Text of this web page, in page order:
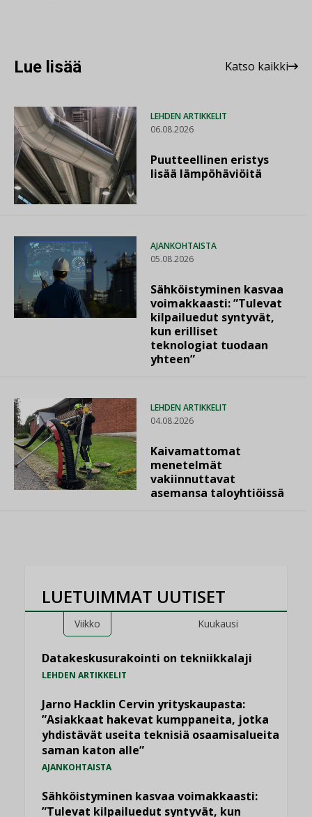
Lue lisää Katso kaikki
LEHDEN ARTIKKELIT
06.08.2026
Puutteellinen eristys
lisää lämpöhäviöitä
AJANKOHTAISTA
05.08.2026
Sähköistyminen kasvaa
voimakkaasti: ”Tulevat
kilpailuedut syntyvät,
kun erilliset
teknologiat tuodaan
yhteen”
LEHDEN ARTIKKELIT
04.08.2026
Kaivamattomat
menetelmät
vakiinnuttavat
asemansa taloyhtiöissä
LUETUIMMAT UUTISET
Viikko Kuukausi
Datakeskusurakointi on tekniikkalaji
LEHDEN ARTIKKELIT
Jarno Hacklin Cervin yrityskaupasta:
”Asiakkaat hakevat kumppaneita, jotka
yhdistävät useita teknisiä osaamisalueita
saman katon alle”
AJANKOHTAISTA
Sähköistyminen kasvaa voimakkaasti:
”Tulevat kilpailuedut syntyvät, kun